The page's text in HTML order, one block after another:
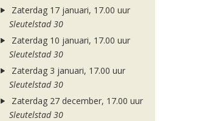
Zaterdag 17 januari, 17.00 uur
Sleutelstad 30
Zaterdag 10 januari, 17.00 uur
Sleutelstad 30
Zaterdag 3 januari, 17.00 uur
Sleutelstad 30
Zaterdag 27 december, 17.00 uur
Sleutelstad 30